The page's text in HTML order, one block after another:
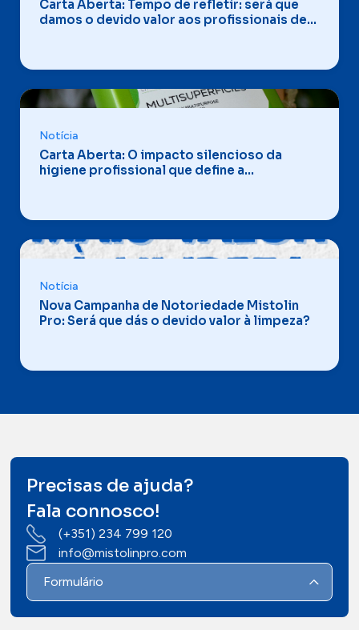
Carta Aberta: Tempo de refletir: será que
damos o devido valor aos profissionais de
Notícia
Carta Aberta: O impacto silencioso da
higiene profissional que define a
Notícia
Nova Campanha de Notoriedade Mistolin
Pro: Será que dás o devido valor à limpeza?
Precisas de ajuda?
Fala connosco!
(+351) 234 799 120
info@mistolinpro.com
Formulário